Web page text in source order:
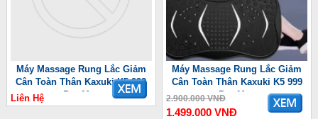
Máy Massage Rung Lắc Giảm
Cân Toàn Thân Kaxuki K5 999
Pro Max
Liên Hệ
Máy Massage Rung Lắc Giảm
Cân Toàn Thân Kaxuki K5 999
Pro Max
2.900.000 VNĐ
1.499.000 VNĐ